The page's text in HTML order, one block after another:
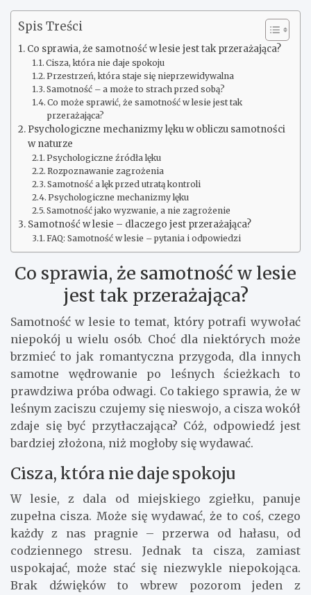
Spis Treści
Co sprawia, że samotność w lesie jest tak przerażająca?
Cisza, która nie daje spokoju
Przestrzeń, która staje się nieprzewidywalna
Samotność – a może to strach przed sobą?
Co może sprawić, że samotność w lesie jest tak
przerażająca?
Psychologiczne mechanizmy lęku w obliczu samotności
w naturze
Psychologiczne źródła lęku
Rozpoznawanie zagrożenia
Samotność a lęk przed utratą kontroli
Psychologiczne mechanizmy lęku
Samotność jako wyzwanie, a nie zagrożenie
Samotność w lesie – dlaczego jest przerażająca?
FAQ: Samotność w lesie – pytania i odpowiedzi
Co sprawia, że samotność w lesie
jest tak przerażająca?
Samotność w lesie to temat, który potrafi wywołać
niepokój u wielu osób. Choć dla niektórych może
brzmieć to jak romantyczna przygoda, dla innych
samotne wędrowanie po leśnych ścieżkach to
prawdziwa próba odwagi. Co takiego sprawia, że w
leśnym zaciszu czujemy się nieswojo, a cisza wokół
zdaje się być przytłaczająca? Cóż, odpowiedź jest
bardziej złożona, niż mogłoby się wydawać.
Cisza, która nie daje spokoju
W lesie, z dala od miejskiego zgiełku, panuje
zupełna cisza. Może się wydawać, że to coś, czego
każdy z nas pragnie – przerwa od hałasu, od
codziennego stresu. Jednak ta cisza, zamiast
uspokajać, może stać się niezwykle niepokojąca.
Brak dźwięków to wbrew pozorom jeden z